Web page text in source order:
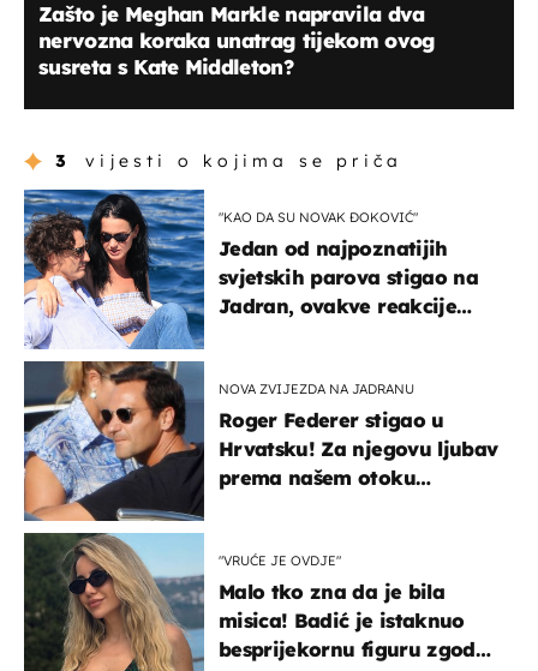
Zašto je Meghan Markle napravila dva
nervozna koraka unatrag tijekom ovog
susreta s Kate Middleton?
3 vijesti o kojima se priča
"KAO DA SU NOVAK ĐOKOVIĆ"
Jedan od najpoznatijih
svjetskih parova stigao na
Jadran, ovakve reakcije
NOVA ZVIJEZDA NA JADRANU
Roger Federer stigao u
Hrvatsku! Za njegovu ljubav
prema našem otoku
"VRUĆE JE OVDJE"
Malo tko zna da je bila
misica! Badić je istaknuo
besprijekornu figuru zgodne